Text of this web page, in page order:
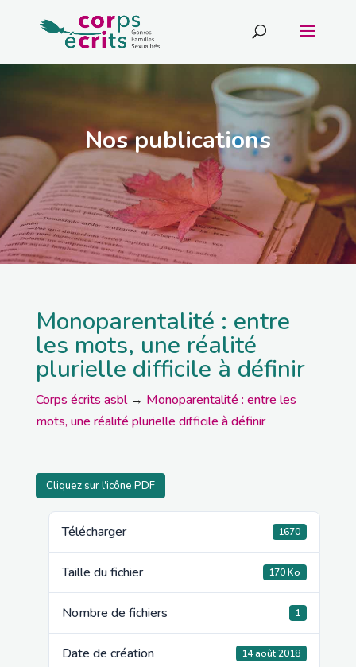
Nos publications
Monoparentalité : entre
les mots, une réalité
plurielle difficile à définir
Corps écrits asbl→ Monoparentalité : entre les
mots, une réalité plurielle difficile à définir
Cliquez sur l'icône PDF
Télécharger 1670
Taille du fichier 170 Ko
Nombre de fichiers 1
Date de création 14 août 2018